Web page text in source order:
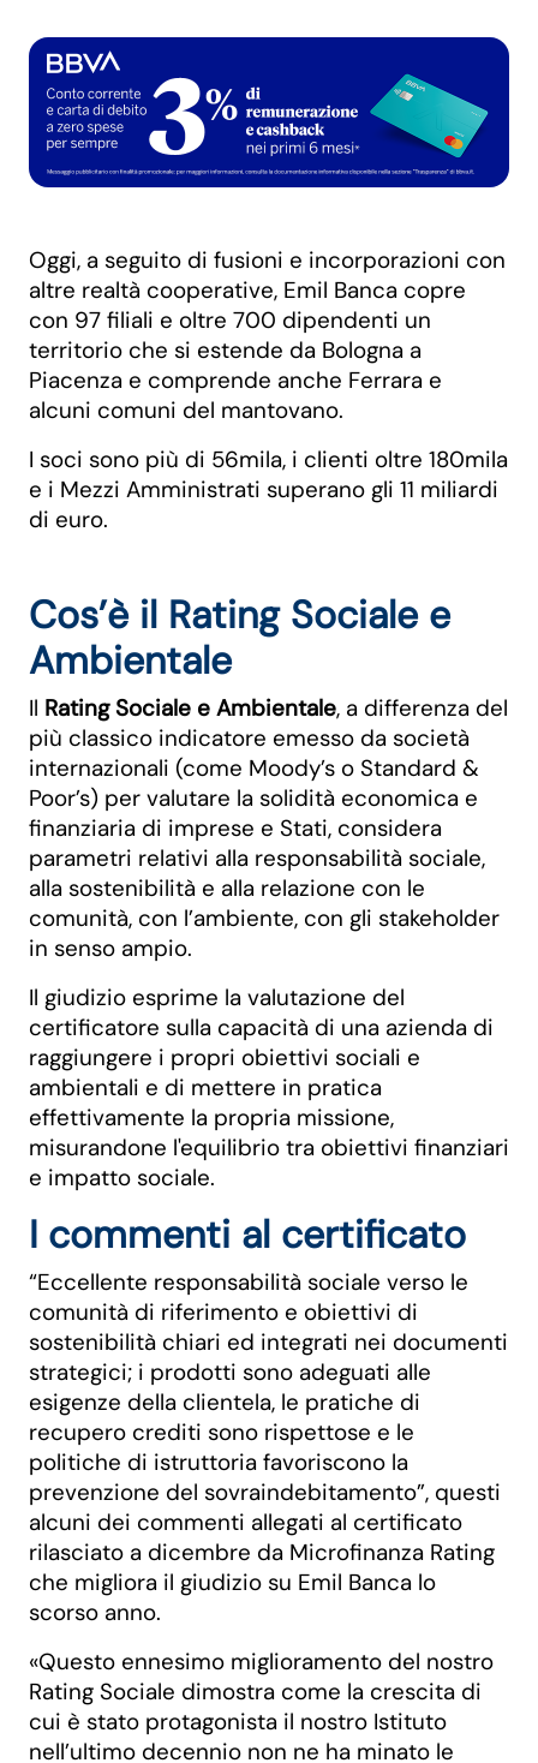
Oggi, a seguito di fusioni e incorporazioni con
altre realtà cooperative, Emil Banca copre
con 97 filiali e oltre 700 dipendenti un
territorio che si estende da Bologna a
Piacenza e comprende anche Ferrara e
alcuni comuni del mantovano.
I soci sono più di 56mila, i clienti oltre 180mila
e i Mezzi Amministrati superano gli 11 miliardi
di euro.
Cos’è il Rating Sociale e
Ambientale
Il Rating Sociale e Ambientale, a differenza del
più classico indicatore emesso da società
internazionali (come Moody’s o Standard &
Poor’s) per valutare la solidità economica e
finanziaria di imprese e Stati, considera
parametri relativi alla responsabilità sociale,
alla sostenibilità e alla relazione con le
comunità, con l’ambiente, con gli stakeholder
in senso ampio.
Il giudizio esprime la valutazione del
certificatore sulla capacità di una azienda di
raggiungere i propri obiettivi sociali e
ambientali e di mettere in pratica
effettivamente la propria missione,
misurandone l'equilibrio tra obiettivi finanziari
e impatto sociale.
I commenti al certificato
“Eccellente responsabilità sociale verso le
comunità di riferimento e obiettivi di
sostenibilità chiari ed integrati nei documenti
strategici; i prodotti sono adeguati alle
esigenze della clientela, le pratiche di
recupero crediti sono rispettose e le
politiche di istruttoria favoriscono la
prevenzione del sovraindebitamento”, questi
alcuni dei commenti allegati al certificato
rilasciato a dicembre da Microfinanza Rating
che migliora il giudizio su Emil Banca lo
scorso anno.
«Questo ennesimo miglioramento del nostro
Rating Sociale dimostra come la crescita di
cui è stato protagonista il nostro Istituto
nell’ultimo decennio non ne ha minato le